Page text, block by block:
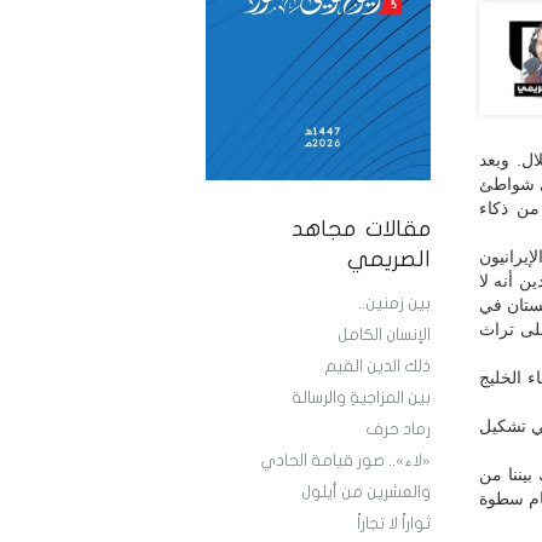
مقالات مجاهد
الصريمي
بين زمنين..
الإنسان الكامل
ذلك الدين القيم
بين المزاجيةِ والرسالة
رماد حرف
«لاء».. صور قيامة الحادي
والعشرين من أيلول
ثواراً لا تجاراً
وبعد
شواطئ
ذكاء
أنه لا
في
تراث
الخليج
تشكيل
من
سطوة